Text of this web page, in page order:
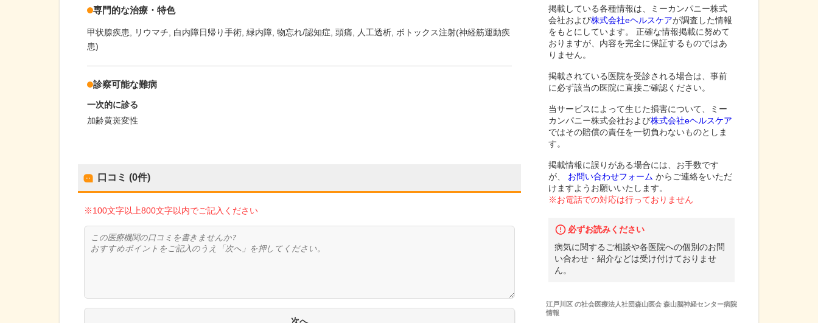
専門的な治療・特色
甲状腺疾患 リウマチ 白内障日帰り手術 緑内障 物忘れ/認知症 頭痛 人工透析 ボトックス注射(神経筋運動疾
患)
診察可能な難病
一次的に診る
加齢黄斑変性
口コミ (0件)
※100文字以上800文字以内でご記入ください
掲載している各種情報は、ミーカンパニー株式
会社および株式会社eヘルスケアが調査した情報
をもとにしています。 正確な情報掲載に努めて
おりますが、内容を完全に保証するものではあ
りません。
掲載されている医院を受診される場合は、事前
に必ず該当の医院に直接ご確認ください。
当サービスによって生じた損害について、ミー
カンパニー株式会社および株式会社eヘルスケア
ではその賠償の責任を一切負わないものとしま
す。
掲載情報に誤りがある場合には、お手数です
が、
お問い合わせフォーム からご連絡をいただ
けますようお願いいたします。
※お電話での対応は行っておりません
必ずお読みください
病気に関するご相談や各医院への個別のお問
い合わせ・紹介などは受け付けておりませ
ん。
江戸川区の社会医療法人社団森山医会 森山脳神経センター病院
情報